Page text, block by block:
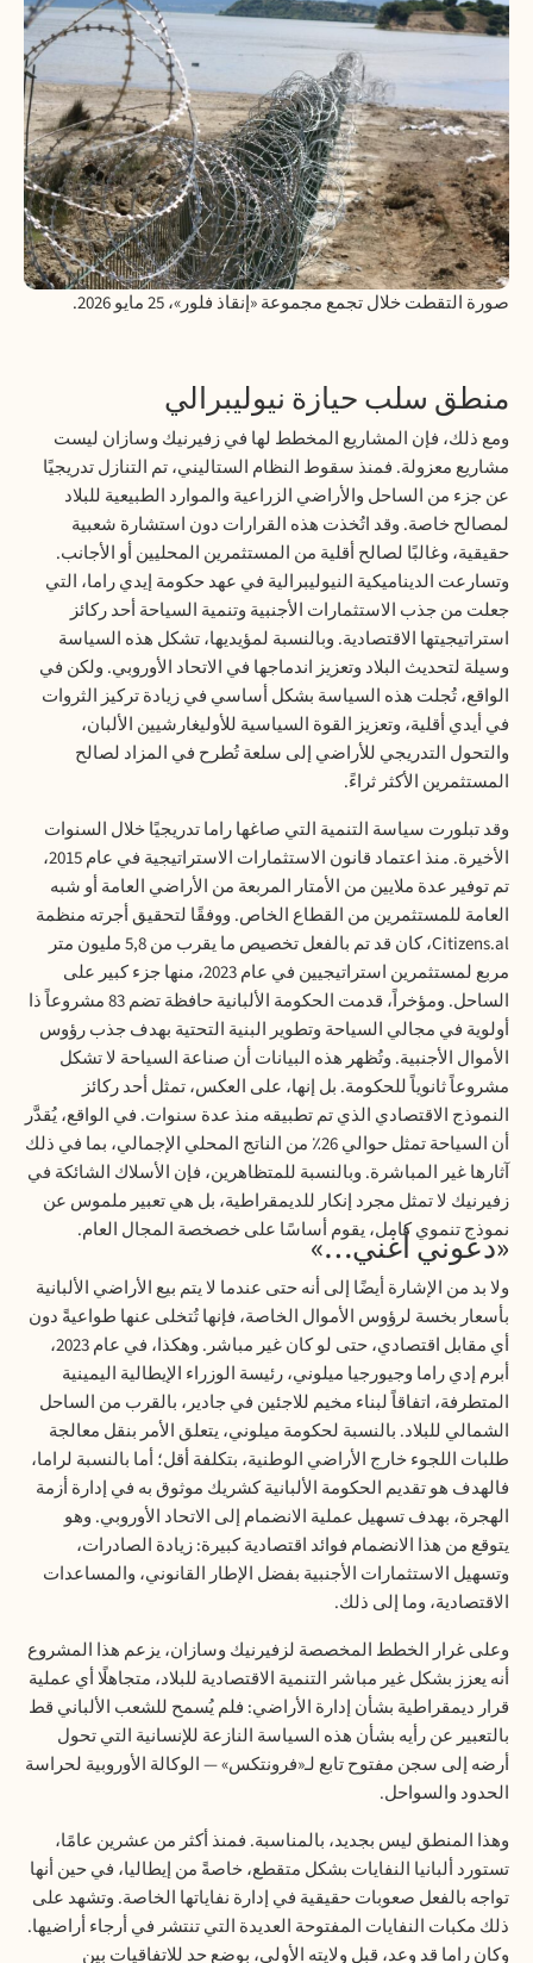
صورة التقطت خلال تجمع مجموعة «إنقاذ فلور»، 25 مايو 2026.
منطق سلب حيازة نيوليبرالي
ومع ذلك، فإن المشاريع المخطط لها في زفيرنيك وسازان ليست
مشاريع معزولة. فمنذ سقوط النظام الستاليني، تم التنازل تدريجيًا
عن جزء من الساحل والأراضي الزراعية والموارد الطبيعية للبلاد
لمصالح خاصة. وقد اتُخذت هذه القرارات دون استشارة شعبية
حقيقية، وغالبًا لصالح أقلية من المستثمرين المحليين أو الأجانب.
وتسارعت الديناميكية النيوليبرالية في عهد حكومة إيدي راما، التي
جعلت من جذب الاستثمارات الأجنبية وتنمية السياحة أحد ركائز
استراتيجيتها الاقتصادية. وبالنسبة لمؤيديها، تشكل هذه السياسة
وسيلة لتحديث البلاد وتعزيز اندماجها في الاتحاد الأوروبي. ولكن في
الواقع، تُجلت هذه السياسة بشكل أساسي في زيادة تركيز الثروات
في أيدي أقلية، وتعزيز القوة السياسية للأوليغارشيين الألبان،
والتحول التدريجي للأراضي إلى سلعة تُطرح في المزاد لصالح
المستثمرين الأكثر ثراءً.
وقد تبلورت سياسة التنمية التي صاغها راما تدريجيًا خلال السنوات
الأخيرة. منذ اعتماد قانون الاستثمارات الاستراتيجية في عام 2015،
تم توفير عدة ملايين من الأمتار المربعة من الأراضي العامة أو شبه
العامة للمستثمرين من القطاع الخاص. ووفقًا لتحقيق أجرته منظمة
Citizens.al، كان قد تم بالفعل تخصيص ما يقرب من 5,8 مليون متر
مربع لمستثمرين استراتيجيين في عام 2023، منها جزء كبير على
الساحل. ومؤخراً، قدمت الحكومة الألبانية حافظة تضم 83 مشروعاً ذا
أولوية في مجالي السياحة وتطوير البنية التحتية بهدف جذب رؤوس
الأموال الأجنبية. وتُظهر هذه البيانات أن صناعة السياحة لا تشكل
مشروعاً ثانوياً للحكومة. بل إنها، على العكس، تمثل أحد ركائز
النموذج الاقتصادي الذي تم تطبيقه منذ عدة سنوات. في الواقع، يُقدَّر
أن السياحة تمثل حوالي 26٪ من الناتج المحلي الإجمالي، بما في ذلك
آثارها غير المباشرة. وبالنسبة للمتظاهرين، فإن الأسلاك الشائكة في
زفيرنيك لا تمثل مجرد إنكار للديمقراطية، بل هي تعبير ملموس عن
نموذج تنموي كامل، يقوم أساسًا على خصخصة المجال العام.
«دعوني أغني…»
ولا بد من الإشارة أيضًا إلى أنه حتى عندما لا يتم بيع الأراضي الألبانية
بأسعار بخسة لرؤوس الأموال الخاصة، فإنها تُتخلى عنها طواعيةً دون
أي مقابل اقتصادي، حتى لو كان غير مباشر. وهكذا، في عام 2023،
أبرم إدي راما وجيورجيا ميلوني، رئيسة الوزراء الإيطالية اليمينية
المتطرفة، اتفاقاً لبناء مخيم للاجئين في جادير، بالقرب من الساحل
الشمالي للبلاد. بالنسبة لحكومة ميلوني، يتعلق الأمر بنقل معالجة
طلبات اللجوء خارج الأراضي الوطنية، بتكلفة أقل؛ أما بالنسبة لراما،
فالهدف هو تقديم الحكومة الألبانية كشريك موثوق به في إدارة أزمة
الهجرة، بهدف تسهيل عملية الانضمام إلى الاتحاد الأوروبي. وهو
يتوقع من هذا الانضمام فوائد اقتصادية كبيرة: زيادة الصادرات،
وتسهيل الاستثمارات الأجنبية بفضل الإطار القانوني، والمساعدات
الاقتصادية، وما إلى ذلك.
وعلى غرار الخطط المخصصة لزفيرنيك وسازان، يزعم هذا المشروع
أنه يعزز بشكل غير مباشر التنمية الاقتصادية للبلاد، متجاهلًا أي عملية
قرار ديمقراطية بشأن إدارة الأراضي: فلم يُسمح للشعب الألباني قط
بالتعبير عن رأيه بشأن هذه السياسة النازعة للإنسانية التي تحول
أرضه إلى سجن مفتوح تابع لـ«فرونتكس» — الوكالة الأوروبية لحراسة
الحدود والسواحل.
وهذا المنطق ليس بجديد، بالمناسبة. فمنذ أكثر من عشرين عامًا،
تستورد ألبانيا النفايات بشكل متقطع، خاصةً من إيطاليا، في حين أنها
تواجه بالفعل صعوبات حقيقية في إدارة نفاياتها الخاصة. وتشهد على
ذلك مكبات النفايات المفتوحة العديدة التي تنتشر في أرجاء أراضيها.
وكان راما قد وعد، قبل ولايته الأولى، بوضع حد للاتفاقيات بين